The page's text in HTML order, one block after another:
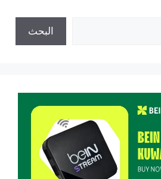
البحث